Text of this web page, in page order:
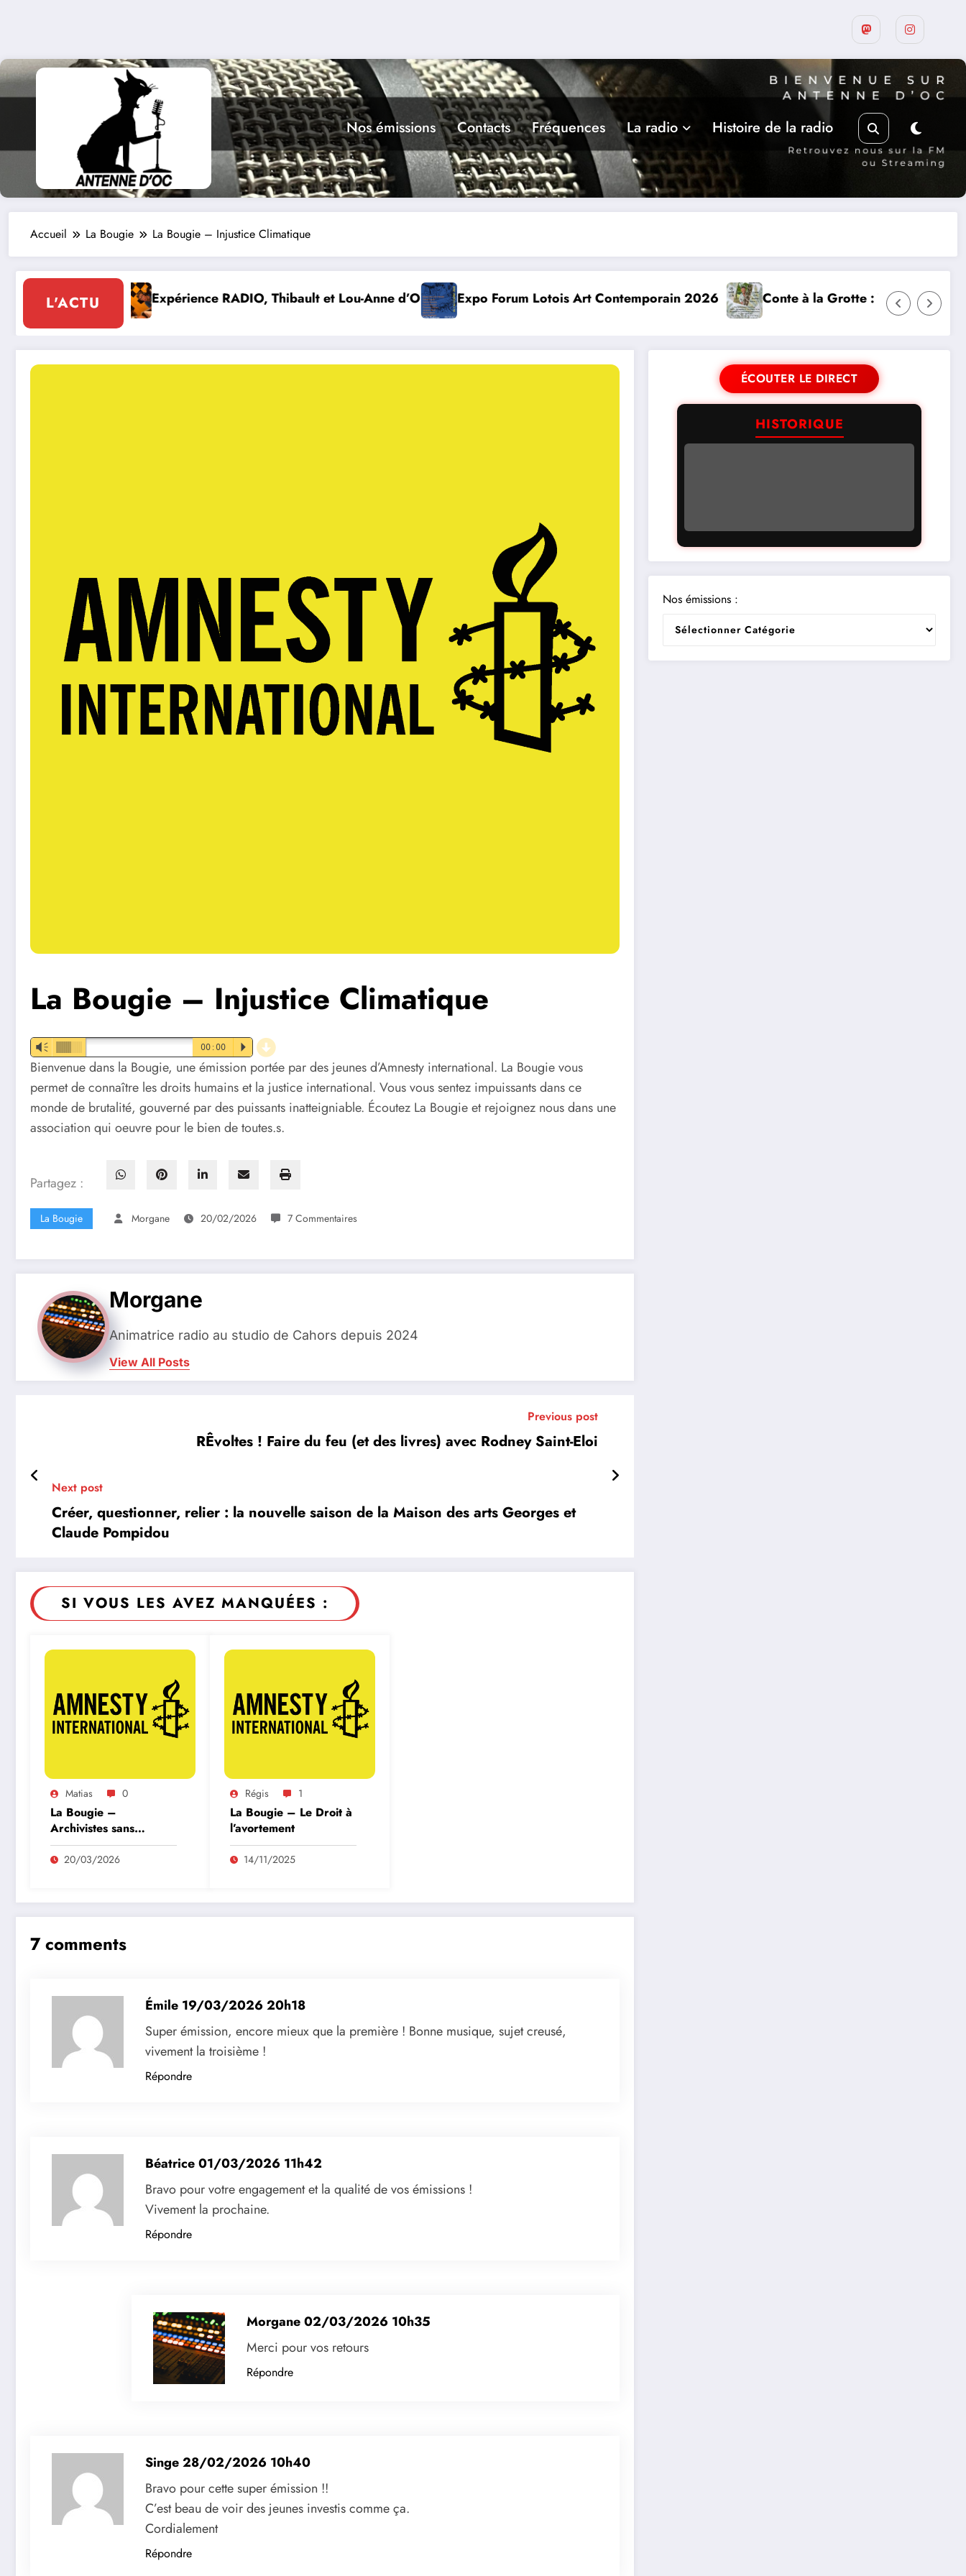
Nos émissions Contacts Fréquences La radio Histoire de la radio
Accueil La Bougie La Bougie – Injustice Climatique
L'ACTU
RADIO, Thibault et Lou-Anne d’OlmetoExpo Forum Lotois Art Contemporain 2026 Conte à la Grotte : Yannick Jaulin à Cajarc le 5 aoûtLes
La Bougie – Injustice Climatique
Vm 00:00 P d
Bienvenue dans la Bougie, une émission portée par des jeunes d’Amnesty international. La Bougie vous
permet de connaître les droits humains et la justice international. Vous vous sentez impuissants dans ce
monde de brutalité, gouverné par des puissants inatteigniable. Écoutez La Bougie et rejoignez nous dans une
association qui oeuvre pour le bien de toutes.s.
Partagez :
La Bougie Morgane 20/02/2026 7 Commentaires
Morgane
Animatrice radio au studio de Cahors depuis 2024
View All Posts
Previous post
RÊvoltes ! Faire du feu (et des livres) avec Rodney Saint-Eloi
Next post
Créer, questionner, relier : la nouvelle saison de la Maison des arts Georges et
Claude Pompidou
SI VOUS LES AVEZ MANQUÉES :
Matias 0
La Bougie –
Archivistes sans
frontières
20/03/2026
Régis 1
La Bougie – Le Droit à
l’avortement
14/11/2025
7 comments
Émile 19/03/2026 20h18
Super émission, encore mieux que la première ! Bonne musique, sujet creusé,
vivement la troisième !
Répondre
Béatrice01/03/2026 11h42
Bravo pour votre engagement et la qualité de vos émissions !
Vivement la prochaine.
Répondre
Morgane02/03/2026 10h35
Merci pour vos retours
Répondre
Singe28/02/2026 10h40
Bravo pour cette super émission !!
C’est beau de voir des jeunes investis comme ça.
Cordialement
Répondre
ÉCOUTER LE DIRECT
HISTORIQUE
Nos émissions :